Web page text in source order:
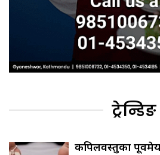
ट्रेन्डिङ
कपिलवस्तुका